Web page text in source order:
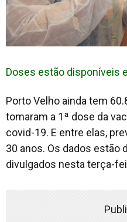
Doses estão disponíveis
Porto Velho ainda tem
tomaram a 1ª dose da
covid-19. E entre elas,
30 anos. Os dados estão
divulgados nesta terça-